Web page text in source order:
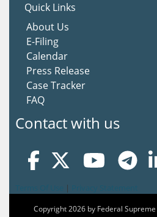
Quick Links
About Us
E-Filing
Calendar
Press Release
Case Tracker
FAQ
Contact with us
|
Copyright 2026 by Federal